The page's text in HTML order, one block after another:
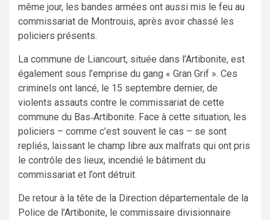
même jour, les bandes armées ont aussi mis le feu au
commissariat de Montrouis, après avoir chassé les
policiers présents.
La commune de Liancourt, située dans l’Artibonite, est
également sous l’emprise du gang « Gran Grif ». Ces
criminels ont lancé, le 15 septembre dernier, de
violents assauts contre le commissariat de cette
commune du Bas‑Artibonite. Face à cette situation, les
policiers – comme c’est souvent le cas – se sont
repliés, laissant le champ libre aux malfrats qui ont pris
le contrôle des lieux, incendié le bâtiment du
commissariat et l’ont détruit.
De retour à la tête de la Direction départementale de la
Police de l’Artibonite, le commissaire divisionnaire